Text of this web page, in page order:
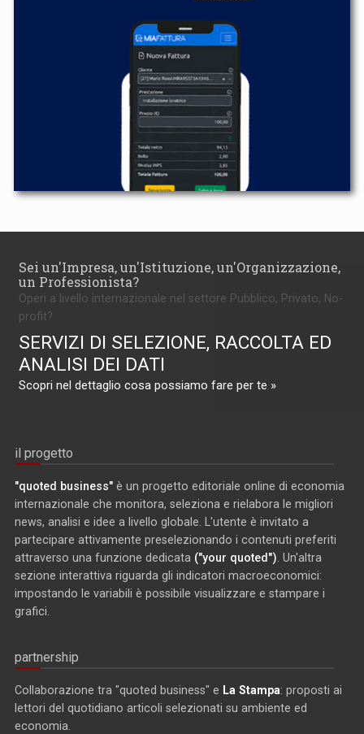
Sei un'Impresa, un'Istituzione, un'Organizzazione,
un Professionista?
Operi a livello internazionale nel settore Pubblico, Privato, No-
profit?
SERVIZI DI SELEZIONE, RACCOLTA ED
ANALISI DEI DATI
Scopri nel dettaglio cosa possiamo fare per te »
il progetto
"quoted business" è un progetto editoriale online di economia
internazionale che monitora, seleziona e rielabora le migliori
news, analisi e idee a livello globale. L'utente è invitato a
partecipare attivamente preselezionando i contenuti preferiti
attraverso una funzione dedicata ("your quoted") . Un'altra
sezione interattiva riguarda gli indicatori macroeconomici:
impostando le variabili è possibile visualizzare e stampare i
grafici.
partnership
Collaborazione tra "quoted business" e La Stampa: proposti ai
lettori del quotidiano articoli selezionati su ambiente ed
economia.